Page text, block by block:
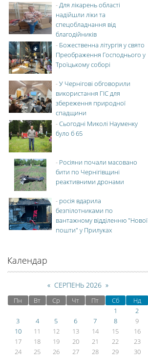
-Для лікарень області
надійшли ліки та
спецобладнання від
благодійників
- Божественна літургія у свято
Преображення Господнього у
Троїцькому соборі
-У Чернігові обговорили
використання ГІС для
збереження природної
спадщини
-Сьогодні Миколі Науменку
було б 65
- Росіяни почали масовано
бити по Чернігівщині
реактивними дронами
- росія вдарила
безпілотниками по
вантажному відділенню "Нової
пошти" у Прилуках
Календар
« СЕРПЕНЬ 2026 »
Пн Вт Ср Чт Пт Сб
Нд
1
2
3
4 5 6 7 8
9
10
11 12 13 14 15
16
17
18 19 20 21 22
23
24
25 26 27 28 29
30